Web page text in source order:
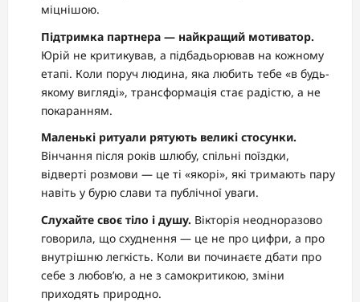
міцнішою.
Підтримка партнера — найкращий мотиватор.
Юрій не критикував, а підбадьорював на кожному
етапі. Коли поруч людина, яка любить тебе «в будь-
якому вигляді», трансформація стає радістю, а не
покаранням.
Маленькі ритуали рятують великі стосунки.
Вінчання після років шлюбу, спільні поїздки,
відверті розмови — це ті «якорі», які тримають пару
навіть у бурю слави та публічної уваги.
Слухайте своє тіло і душу. Вікторія неодноразово
говорила, що схуднення — це не про цифри, а про
внутрішню легкість. Коли ви починаєте дбати про
себе з любов’ю, а не з самокритикою, зміни
приходять природно.